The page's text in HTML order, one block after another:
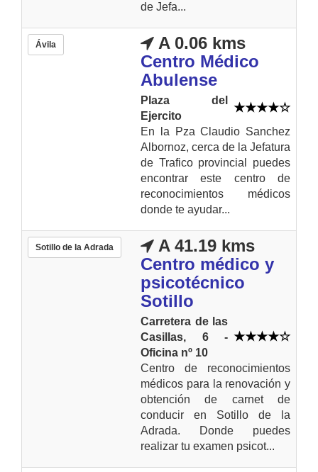
de Jefa...
Ávila
A 0.06 kms
Centro Médico
Abulense
Plaza del
Ejercito
En la Pza Claudio Sanchez
Albornoz, cerca de la Jefatura
de Trafico provincial puedes
encontrar este centro de
reconocimientos médicos
donde te ayudar...
Sotillo de la Adrada
A 41.19 kms
Centro médico y
psicotécnico
Sotillo
Carretera de las
Casillas, 6 -
Oficina nº 10
Centro de reconocimientos
médicos para la renovación y
obtención de carnet de
conducir en Sotillo de la
Adrada. Donde puedes
realizar tu examen psicot...